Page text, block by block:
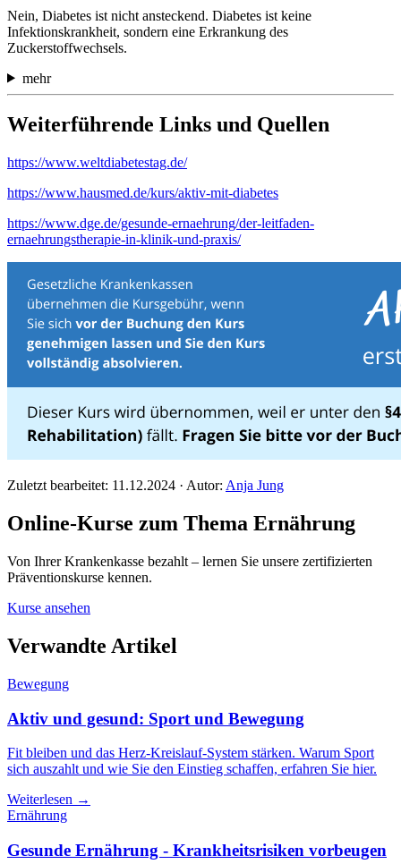
Nein, Diabetes ist nicht ansteckend. Diabetes ist keine
Infektionskrankheit, sondern eine Erkrankung des
Zuckerstoffwechsels.
mehr
Weiterführende Links und Quellen
https://www.weltdiabetestag.de/
https://www.hausmed.de/kurs/aktiv-mit-diabetes
https://www.dge.de/gesunde-ernaehrung/der-leitfaden-
ernaehrungstherapie-in-klinik-und-praxis/
Zuletzt bearbeitet: 11.12.2024 · Autor: Anja Jung
Online-Kurse zum Thema Ernährung
Von Ihrer Krankenkasse bezahlt – lernen Sie unsere zertifizierten
Präventionskurse kennen.
Kurse ansehen
Verwandte Artikel
Bewegung
Aktiv und gesund: Sport und Bewegung
Fit bleiben und das Herz-Kreislauf-System stärken. Warum Sport
sich auszahlt und wie Sie den Einstieg schaffen, erfahren Sie hier.
Weiterlesen →
Ernährung
Gesunde Ernährung - Krankheitsrisiken vorbeugen